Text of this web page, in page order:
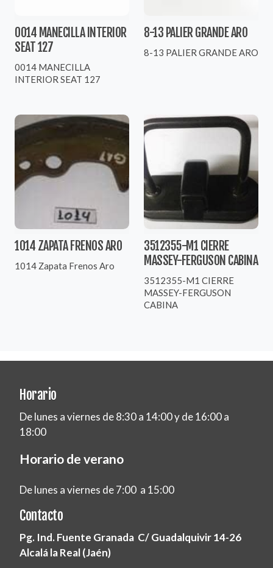
0014 MANECILLA INTERIOR
SEAT 127
0014 MANECILLA
INTERIOR SEAT 127
8-13 PALIER GRANDE ARO
8-13 PALIER GRANDE ARO
1014 ZAPATA FRENOS ARO
1014 Zapata Frenos Aro
3512355-M1 CIERRE
MASSEY-FERGUSON CABINA
3512355-M1 CIERRE
MASSEY-FERGUSON
CABINA
Horario
De lunes a viernes de 8:30 a 14:00 y de 16:00 a
18:00
Horario de verano
De lunes a viernes de 7:00 a 15:00
Contacto
Pg. Ind. Fuente Granada C/ Guadalquivir 14-26
Alcalá la Real (Jaén)